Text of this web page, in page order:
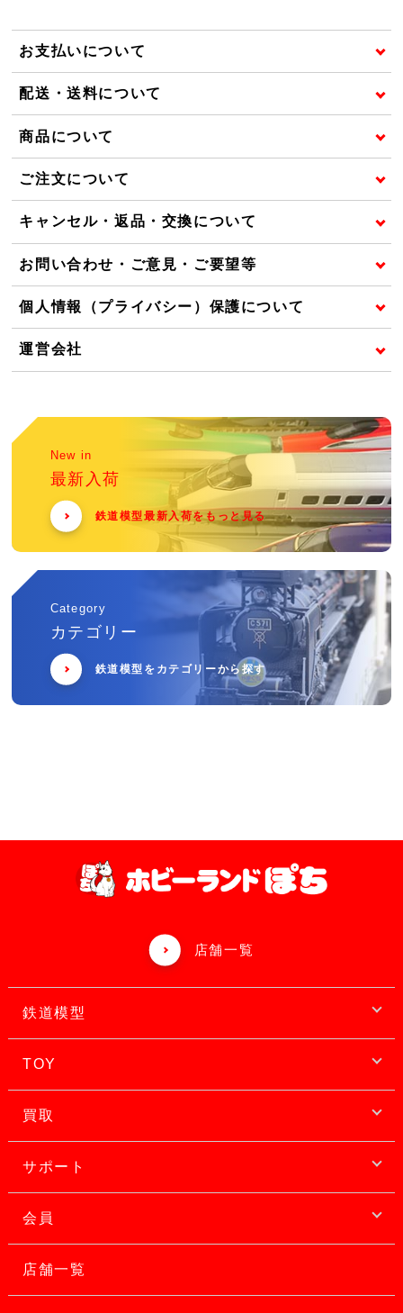
お支払いについて
配送・送料について
商品について
ご注文について
キャンセル・返品・交換について
お問い合わせ・ご意見・ご要望等
個人情報（プライバシー）保護について
運営会社
New in
最新入荷
鉄道模型最新入荷をもっと見る
Category
カテゴリー
鉄道模型をカテゴリーから探す
店舗一覧
鉄道模型
TOY
買取
サポート
会員
店舗一覧